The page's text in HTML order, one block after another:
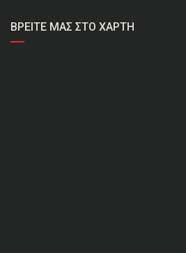
ΒΡΕΊΤΕ ΜΑΣ ΣΤΟ ΧΆΡΤΗ